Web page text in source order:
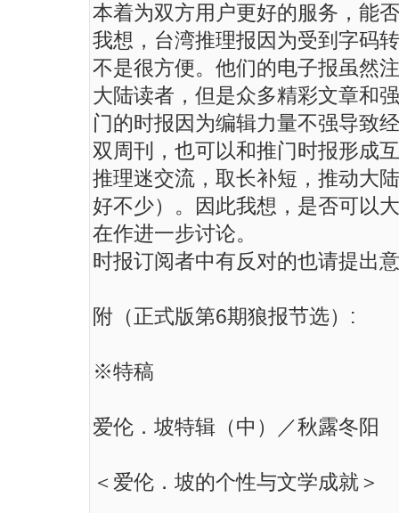
本着为双方用户更好的服务，能
我想，台湾推理报因为受到字码
不是很方便。他们的电子报虽然
大陆读者，但是众多精彩文章和
门的时报因为编辑力量不强导致
双周刊，也可以和推门时报形成
推理迷交流，取长补短，推动大
好不少）。因此我想，是否可以
在作进一步讨论。
时报订阅者中有反对的也请提出
附（正式版第6期狼报节选）:
※特稿
爱伦．坡特辑（中）／秋露冬阳
＜爱伦．坡的个性与文学成就＞